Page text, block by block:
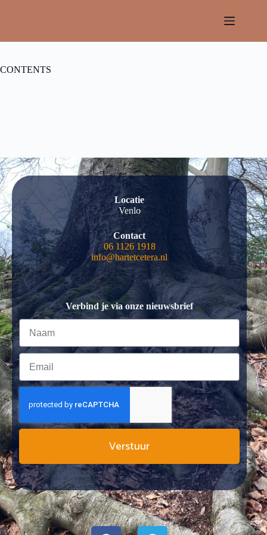
CONTENTS
Locatie
Venlo
Contact
06 1126 1918
info@hartetcetera.nl
Verbind je via onze nieuwsbrief
Verstuur